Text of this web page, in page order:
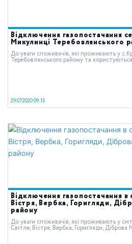
Відключення газопостачання
Микулинці Теребовлянського
До уваги споживачів, які проживають у
Теребовлянського району та
29.07.2020 09:15
Відключення газопостачання в
Вістря, Вербка, Горигляди,
району
До уваги споживачів, які проживають у
Світле, Вістря, Вербка, Горигляди,